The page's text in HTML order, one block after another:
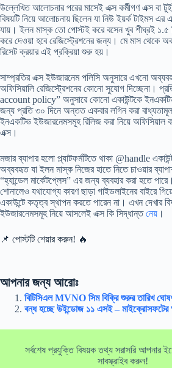
উল্লেখিত আলোচনার পরের মাসেই এক্স কর্মীগণ এক্স বা
বিষয়টি নিয়ে আলোচনায় ছিলেন যা নিউ ইয়র্ক টাইমস এর
যায়। ইলন মাস্ক তো পোস্টই করে বসেন খুব শীঘ্রই ১.৫
করে দেওয়া হবে রেজিস্ট্রেশনের জন্য। মে মাস থেকে
রিসেট ক্রয়ার এই প্রক্রিয়া শুরু হয়।
সাম্প্রতির এক্স ইউজারনেম পলিসি অনুসারে এখনো
অফিসিয়ালি রেজিস্ট্রেশনের কোনো সুযোগ দিচ্ছেনা।
account policy” অনুসারে কোনো একাউন্টকে ইনএকটিভ
জন্য প্রতি ৩০ দিনে অন্তত একবার লগিন করা
ইনএকটিভ ইউজারনেমসমূহ রিলিজ করা নিয়ে অফিসিয়াল
এক্স।
মজার ব্যাপার হলো প্ল্যাটফর্মটিতে থাকা @handle
অব্যবহৃত যা ইলন মাস্ক নিজের হাতে নিতে চাওয়ার
“হ্যান্ডেল মার্কেটপ্লেস” এর জন্য ব্যবহার করা হতে
শোনালেও যথাযোগ্য কারণ ছাড়া গাইডলাইনের বাইরে
একাউন্টে কতৃত্ব স্থাপন করতে পারেন না। এখন দেখার
ইউজারনেমসমূহ নিয়ে আসলেই এক্স কি সিদ্ধান্তনেয় ।
📌 পোস্টটি শেয়ার করুন! 🔥
আপনার জন্য আরোঃ
বিটিসিএল MVNO সিম বিক্রি শুরুর তারিখ
বন্ধ হচ্ছে উইন্ডোজ ১১ এসই – মাইক্রোসফটের
সর্বশেষ প্রযুক্তি বিষয়ক তথ্য সরাসরি আপনার
সাবস্ক্রাইব করুন!